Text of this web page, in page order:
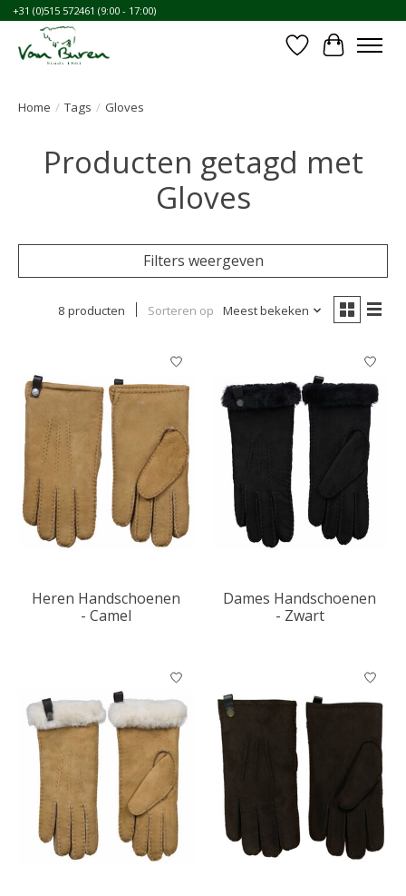
+31 (0)515 572461 (9:00 - 17:00)
Verlanglijst
Home / Tags / Gloves
Producten getagd met
Gloves
Filters weergeven
8 producten Sorteren op Meest bekeken
Heren Handschoenen
- Camel
Dames Handschoenen
- Zwart